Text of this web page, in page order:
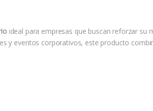
ideal para empresas que buscan reforzar su
y eventos corporativos, este producto